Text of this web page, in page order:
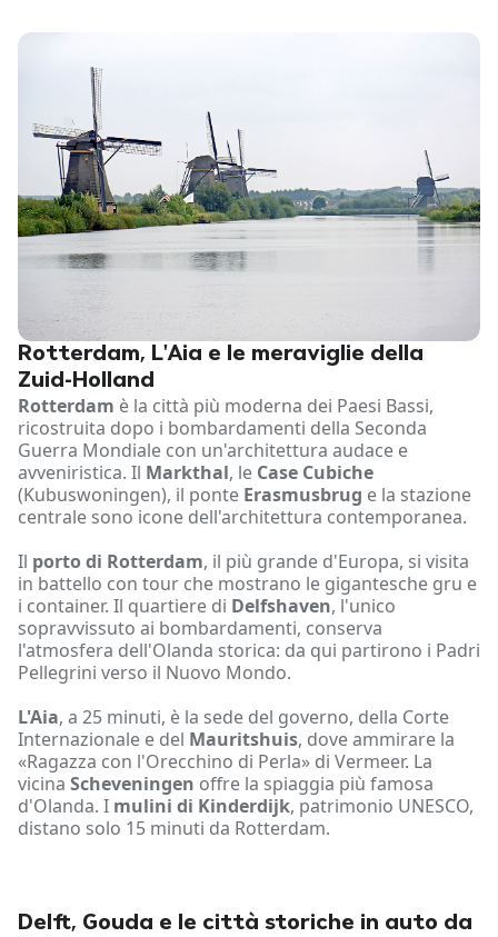
Rotterdam, L'Aia e le meraviglie della
Zuid-Holland
Rotterdam è la città più moderna dei Paesi Bassi,
ricostruita dopo i bombardamenti della Seconda
Guerra Mondiale con un'architettura audace e
avveniristica. Il Markthal, le Case Cubiche
(Kubuswoningen), il ponte Erasmusbrug e la stazione
centrale sono icone dell'architettura contemporanea.
Il porto di Rotterdam, il più grande d'Europa, si visita
in battello con tour che mostrano le gigantesche gru e
i container. Il quartiere di Delfshaven, l'unico
sopravvissuto ai bombardamenti, conserva
l'atmosfera dell'Olanda storica: da qui partirono i Padri
Pellegrini verso il Nuovo Mondo.
L'Aia, a 25 minuti, è la sede del governo, della Corte
Internazionale e del Mauritshuis, dove ammirare la
«Ragazza con l'Orecchino di Perla» di Vermeer. La
vicina Scheveningen offre la spiaggia più famosa
d'Olanda. I mulini di Kinderdijk, patrimonio UNESCO,
distano solo 15 minuti da Rotterdam.
Delft, Gouda e le città storiche in auto da